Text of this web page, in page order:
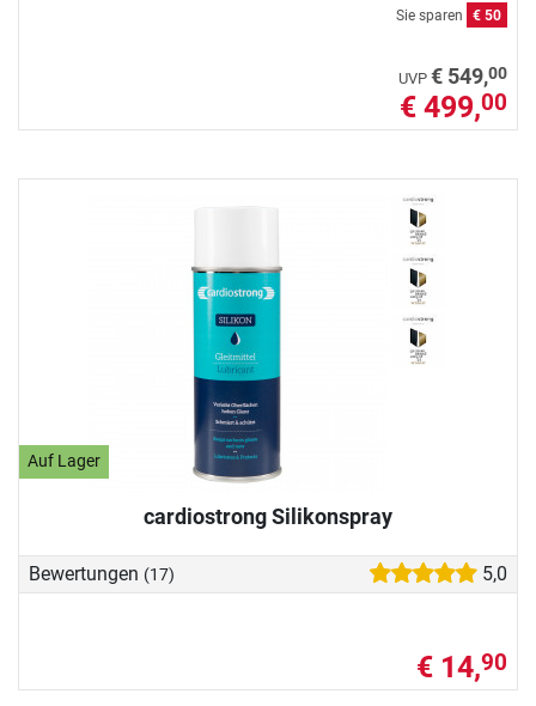
Sie sparen € 50
UVP € 549,00
€ 499,00
Auf Lager
cardiostrong Silikonspray
Bewertungen (17) 5,0
€ 14,90